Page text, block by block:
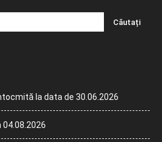
la data de 30.06.2026